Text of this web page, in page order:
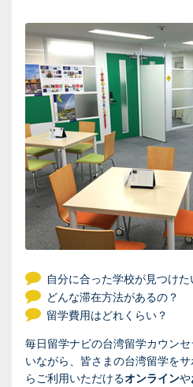
自分に合った学校が見つけた
どんな滞在方法があるの？
留学費用はどれくらい？
毎日留学ナビの台湾留学カウン
いながら、皆さまの台湾留学を
らご利用いただけるオンラインや